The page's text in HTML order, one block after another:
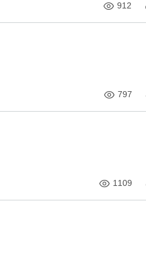
912
797
1109